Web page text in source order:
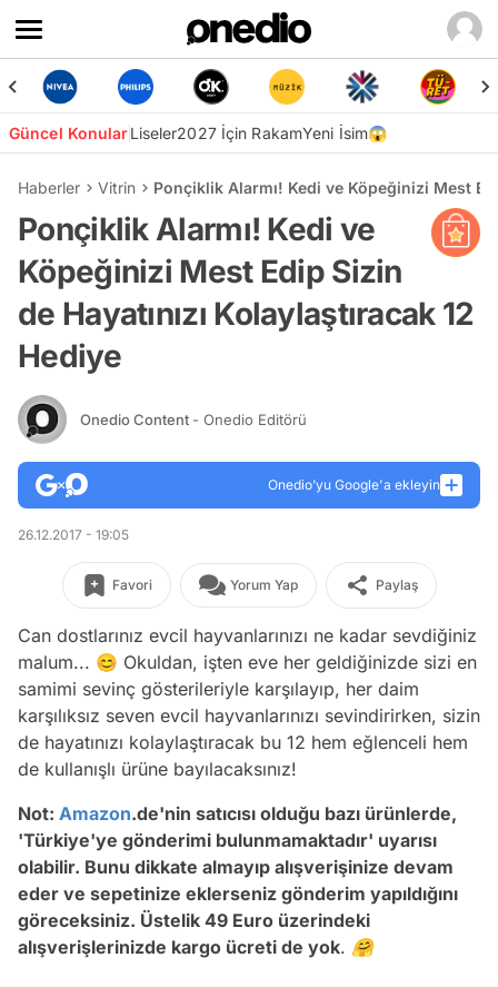
Güncel KonularLiseler2027 İçin RakamYeni İsim😱
Haberler Vitrin Ponçiklik Alarmı! Kedi ve Köpeğinizi Mest
Ponçiklik Alarmı! Kedi ve
Köpeğinizi Mest Edip Sizin
de Hayatınızı Kolaylaştıracak 12
Hediye
Onedio Content - Onedio Editörü
Onedio’yu Google'a ekleyin
26.12.2017 - 19:05
Favori Yorum Yap Paylaş
Can dostlarınız evcil hayvanlarınızı ne kadar sevdiğiniz
malum... 😊 Okuldan, işten eve her geldiğinizde sizi en
samimi sevinç gösterileriyle karşılayıp, her daim
karşılıksız seven evcil hayvanlarınızı sevindirirken, sizin
de hayatınızı kolaylaştıracak bu 12 hem eğlenceli hem
de kullanışlı ürüne bayılacaksınız!
Not: Amazon.de'nin satıcısı olduğu bazı ürünlerde,
'Türkiye'ye gönderimi bulunmamaktadır' uyarısı
olabilir. Bunu dikkate almayıp alışverişinize devam
eder ve sepetinize eklerseniz gönderim yapıldığını
göreceksiniz. Üstelik 49 Euro üzerindeki
alışverişlerinizde kargo ücreti de yok. 🤗